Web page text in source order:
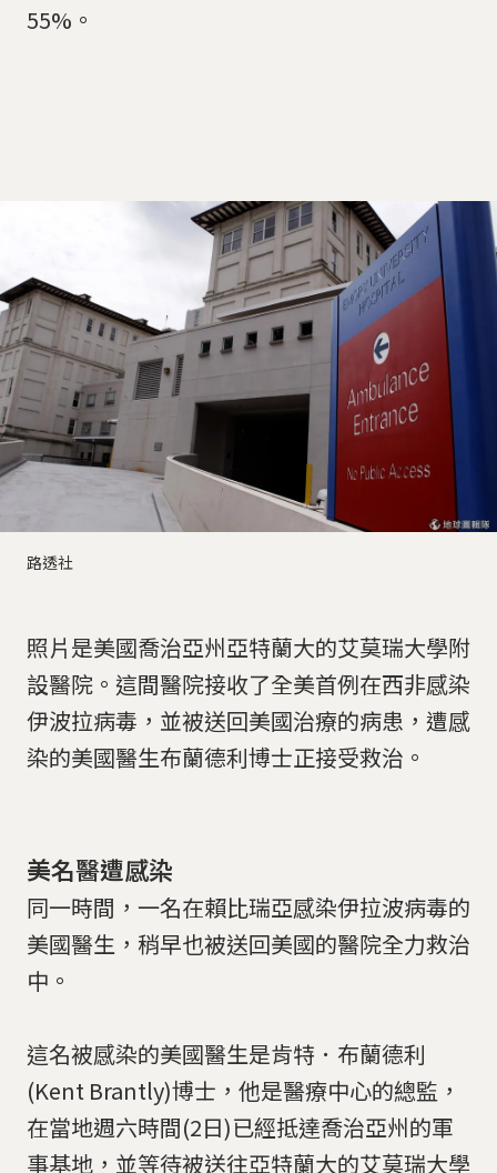
55%。
路透社
照片是美國喬治亞州亞特蘭大的艾莫瑞大學附
設醫院。這間醫院接收了全美首例在西非感染
伊波拉病毒，並被送回美國治療的病患，遭感
染的美國醫生布蘭德利博士正接受救治。
美名醫遭感染
同一時間，一名在賴比瑞亞感染伊拉波病毒的
美國醫生，稍早也被送回美國的醫院全力救治
中。
這名被感染的美國醫生是肯特．布蘭德利
(Kent Brantly)博士，他是醫療中心的總監，
在當地週六時間(2日)已經抵達喬治亞州的軍
事基地，並等待被送往亞特蘭大的艾莫瑞大學